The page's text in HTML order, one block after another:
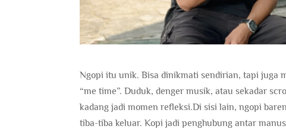
Ngopi itu unik. Bisa dinikmati sendirian, tapi juga
“me time”. Duduk, denger musik, atau sekadar
kadang jadi momen refleksi.Di sisi lain, ngopi
tiba-tiba keluar. Kopi jadi penghubung antar